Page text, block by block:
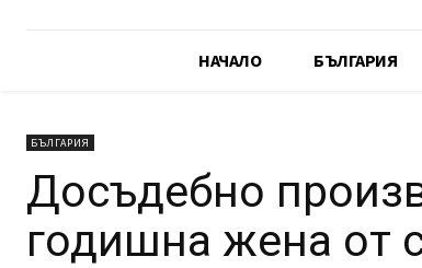
НАЧАЛО БЪЛГАРИЯ
БЪЛГАРИЯ
Досъдебно
годишна жена от